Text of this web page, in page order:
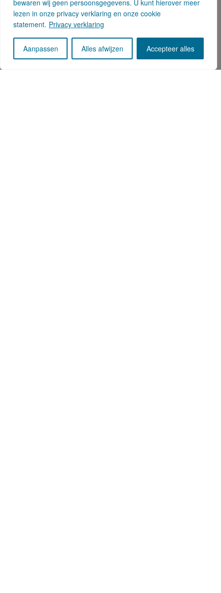
bewaren wij geen persoonsgegevens. U kunt hierover meer
lezen in onze privacy verklaring en onze cookie
statement. Privacy verklaring
Aanpassen Alles afwijzen Accepteer alles
Hij is dan ook een veelgevraagd spreker.